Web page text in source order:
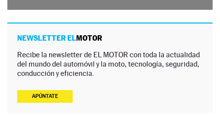
NEWSLETTER ELMOTOR
Recibe la newsletter de EL MOTOR con toda la actualidad
del mundo del automóvil y la moto, tecnología, seguridad,
conducción y eficiencia.
APÚNTATE